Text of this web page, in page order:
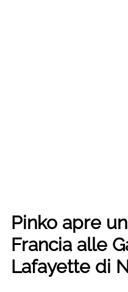
Pinko apre
Francia alle
Lafayette di